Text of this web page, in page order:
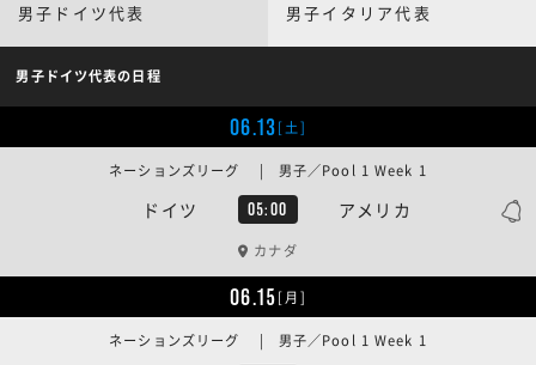
男子ドイツ代表 男子イタリア代表
男子ドイツ代表の日程
06.13[土]
ドイツ 05:00 アメリカ
ネーションズリーグ | 男子／Pool 1 Week 1
カナダ
06.15[月]
ネーションズリーグ | 男子／Pool 1 Week 1